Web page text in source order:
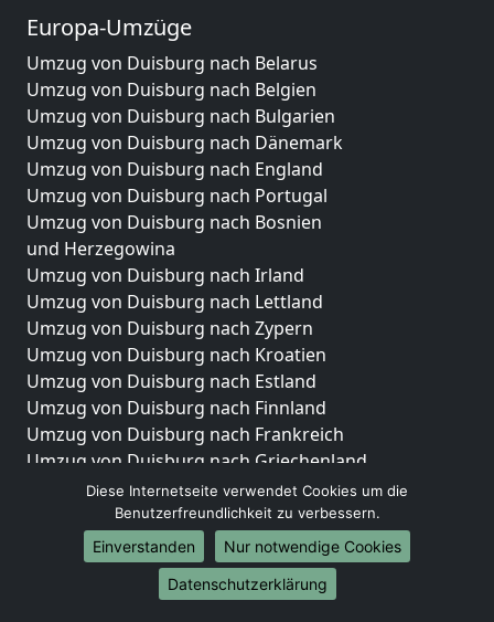
Europa-Umzüge
Umzug von Duisburg nach Belarus
Umzug von Duisburg nach Belgien
Umzug von Duisburg nach Bulgarien
Umzug von Duisburg nach Dänemark
Umzug von Duisburg nach England
Umzug von Duisburg nach Portugal
Umzug von Duisburg nach Bosnien
und Herzegowina
Umzug von Duisburg nach Irland
Umzug von Duisburg nach Lettland
Umzug von Duisburg nach Zypern
Umzug von Duisburg nach Kroatien
Umzug von Duisburg nach Estland
Umzug von Duisburg nach Finnland
Umzug von Duisburg nach Frankreich
Umzug von Duisburg nach Griechenland
Umzug von Duisburg nach Italien
Umzug von Duisburg nach Liechtenstein
Umzug von Duisburg nach Luxemburg
Umzug von Duisburg nach Niederlande
Umzug von Duisburg nach Norwegen
Diese Internetseite verwendet Cookies um die
Benutzerfreundlichkeit zu verbessern.
Einverstanden
Nur notwendige Cookies
Datenschutzerklärung